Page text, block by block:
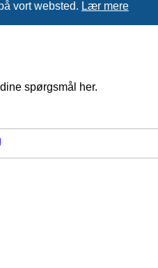
vort websted. Lær mere
spørgsmål her.